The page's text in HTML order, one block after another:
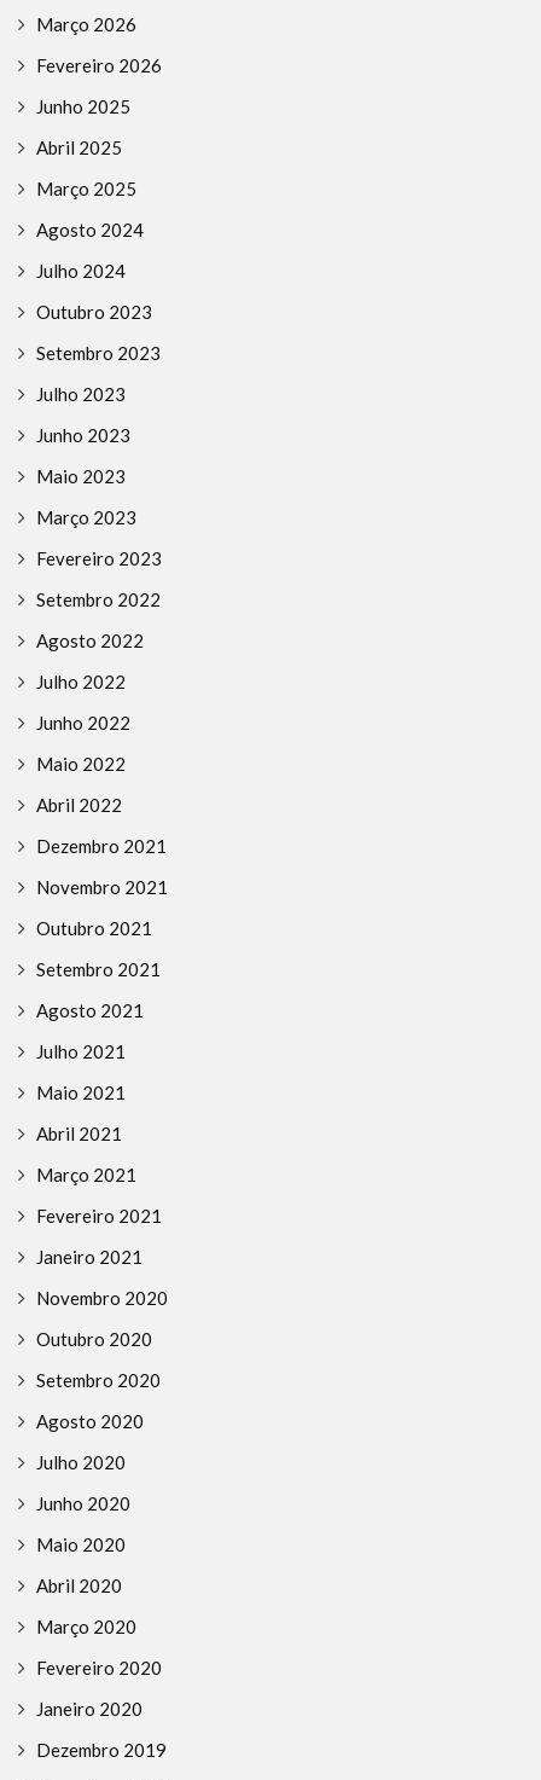
Março 2026
Fevereiro 2026
Junho 2025
Abril 2025
Março 2025
Agosto 2024
Julho 2024
Outubro 2023
Setembro 2023
Julho 2023
Junho 2023
Maio 2023
Março 2023
Fevereiro 2023
Setembro 2022
Agosto 2022
Julho 2022
Junho 2022
Maio 2022
Abril 2022
Dezembro 2021
Novembro 2021
Outubro 2021
Setembro 2021
Agosto 2021
Julho 2021
Maio 2021
Abril 2021
Março 2021
Fevereiro 2021
Janeiro 2021
Novembro 2020
Outubro 2020
Setembro 2020
Agosto 2020
Julho 2020
Junho 2020
Maio 2020
Abril 2020
Março 2020
Fevereiro 2020
Janeiro 2020
Dezembro 2019